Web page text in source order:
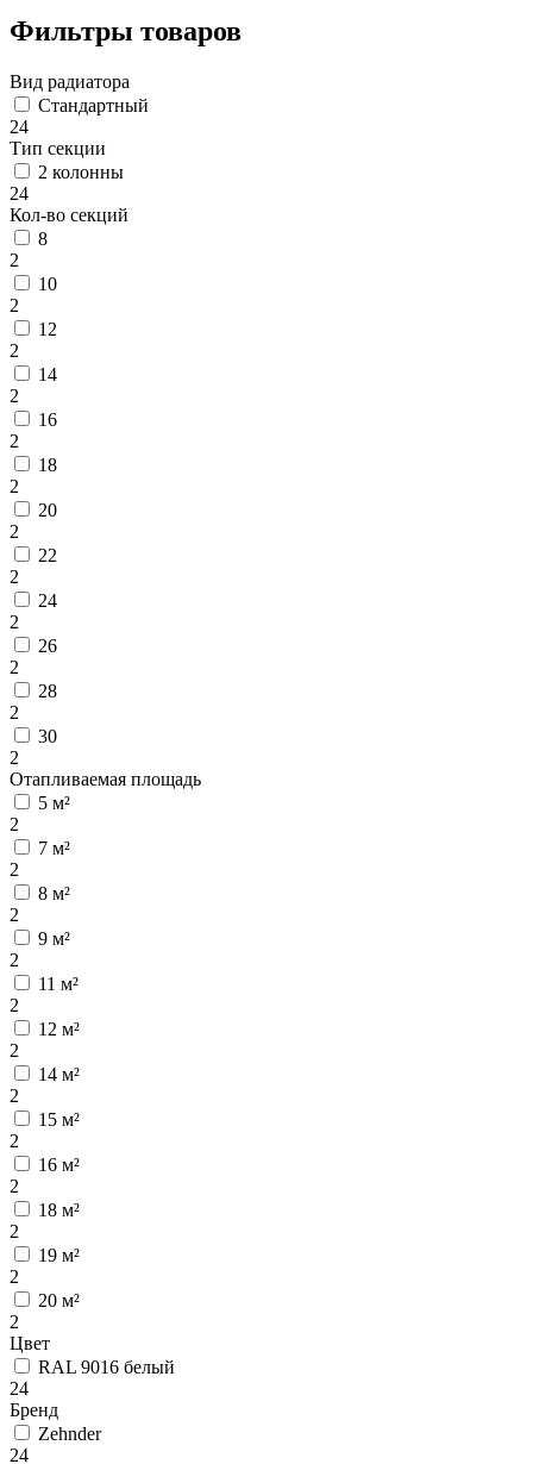
Фильтры товаров
Вид радиатора
Стандартный
24
Тип секции
2 колонны
24
Кол-во секций
8
2
10
2
12
2
14
2
16
2
18
2
20
2
22
2
24
2
26
2
28
2
30
2
Отапливаемая площадь
5 м²
2
7 м²
2
8 м²
2
9 м²
2
11 м²
2
12 м²
2
14 м²
2
15 м²
2
16 м²
2
18 м²
2
19 м²
2
20 м²
2
Цвет
RAL 9016 белый
24
Бренд
Zehnder
24